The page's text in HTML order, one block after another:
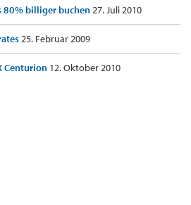
80% billiger buchen27. Juli 2010
25. Februar 2009
Centurion 12. Oktober 2010